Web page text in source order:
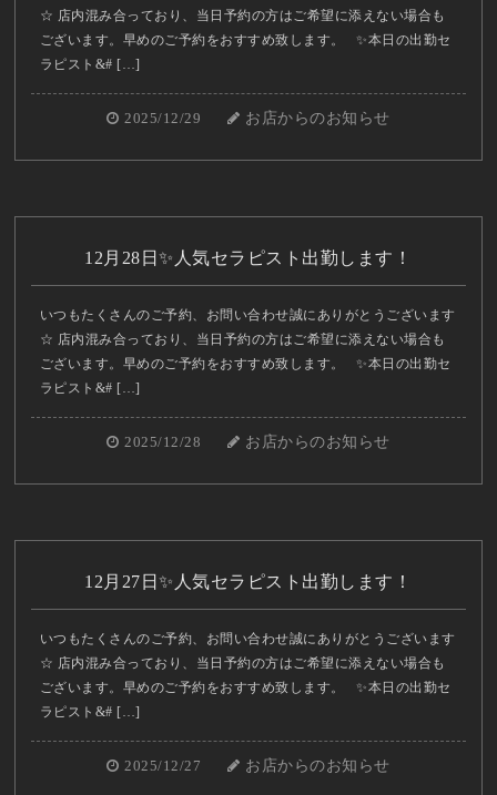
☆ 店内混み合っており、当日予約の方はご希望に添えない場合も
ございます。早めのご予約をおすすめ致します。 ✨本日の出勤セ
ラピスト&# […]
2025/12/29 お店からのお知らせ
12月28日✨人気セラピスト出勤します！
いつもたくさんのご予約、お問い合わせ誠にありがとうございます
☆ 店内混み合っており、当日予約の方はご希望に添えない場合も
ございます。早めのご予約をおすすめ致します。 ✨本日の出勤セ
ラピスト&# […]
2025/12/28 お店からのお知らせ
12月27日✨人気セラピスト出勤します！
いつもたくさんのご予約、お問い合わせ誠にありがとうございます
☆ 店内混み合っており、当日予約の方はご希望に添えない場合も
ございます。早めのご予約をおすすめ致します。 ✨本日の出勤セ
ラピスト&# […]
2025/12/27 お店からのお知らせ